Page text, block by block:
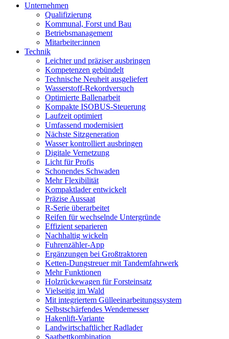
Unternehmen
Qualifizierung
Kommunal, Forst und Bau
Betriebsmanagement
Mitarbeiter:innen
Technik
Leichter und präziser ausbringen
Kompetenzen gebündelt
Technische Neuheit ausgeliefert
Wasserstoff-Rekordversuch
Optimierte Ballenarbeit
Kompakte ISOBUS-Steuerung
Laufzeit optimiert
Umfassend modernisiert
Nächste Sitzgeneration
Wasser kontrolliert ausbringen
Digitale Vernetzung
Licht für Profis
Schonendes Schwaden
Mehr Flexibilität
Kompaktlader entwickelt
Präzise Aussaat
R-Serie überarbeitet
Reifen für wechselnde Untergründe
Effizient separieren
Nachhaltig wickeln
Fuhrenzähler-App
Ergänzungen bei Großtraktoren
Ketten-Dungstreuer mit Tandemfahrwerk
Mehr Funktionen
Holzrückewagen für Forsteinsatz
Vielseitig im Wald
Mit integriertem Gülleeinarbeitungssystem
Selbstschärfendes Wendemesser
Hakenlift-Variante
Landwirtschaftlicher Radlader
Saatbettkombination